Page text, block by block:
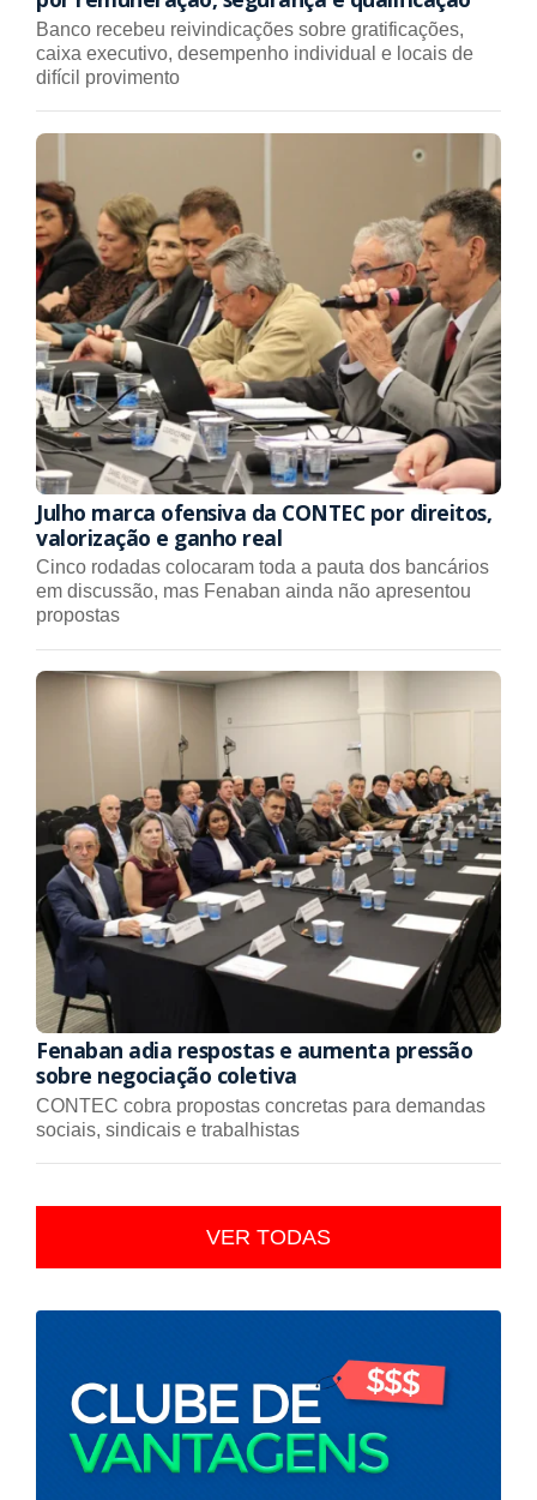
Banco recebeu reivindicações sobre gratificações,
caixa executivo, desempenho individual e locais de
difícil provimento
Julho marca ofensiva da CONTEC por direitos,
valorização e ganho real
Cinco rodadas colocaram toda a pauta dos bancários
em discussão, mas Fenaban ainda não apresentou
propostas
Fenaban adia respostas e aumenta pressão
sobre negociação coletiva
CONTEC cobra propostas concretas para demandas
sociais, sindicais e trabalhistas
VER TODAS